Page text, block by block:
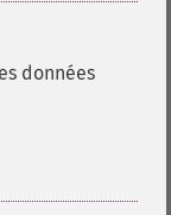
données